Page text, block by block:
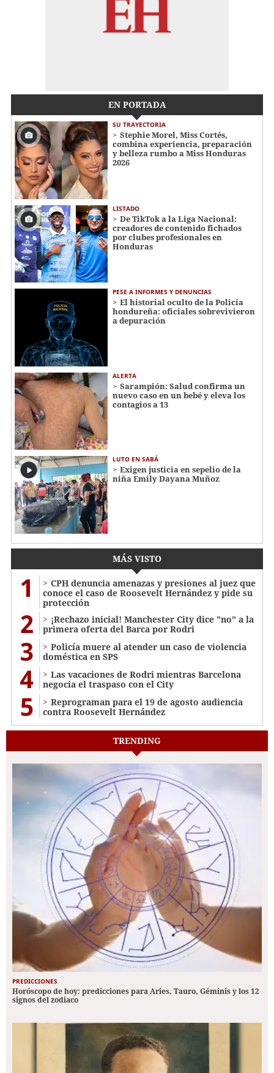
EN PORTADA
SU TRAYECTORIA
Stephie Morel, Miss Cortés,
combina experiencia, preparación
y belleza rumbo a Miss Honduras
2026
LISTADO
De TikTok a la Liga Nacional:
creadores de contenido fichados
por clubes profesionales en
Honduras
PESE A INFORMES Y DENUNCIAS
El historial oculto de la Policía
hondureña: oficiales sobrevivieron
a depuración
ALERTA
Sarampión: Salud confirma un
nuevo caso en un bebé y eleva los
contagios a 13
LUTO EN SABÁ
Exigen justicia en sepelio de la
niña Emily Dayana Muñoz
MÁS VISTO
1
CPH denuncia amenazas y presiones al juez que
conoce el caso de Roosevelt Hernández y pide su
protección
2
¡Rechazo inicial! Manchester City dice "no" a la
primera oferta del Barca por Rodri
3
Policía muere al atender un caso de violencia
doméstica en SPS
4
Las vacaciones de Rodri mientras Barcelona
negocia el traspaso con el City
5
Reprograman para el 19 de agosto audiencia
contra Roosevelt Hernández
TRENDING
PREDICCIONES
Horóscopo de hoy: predicciones para Aries, Tauro, Géminis y los 12
signos del zodiaco